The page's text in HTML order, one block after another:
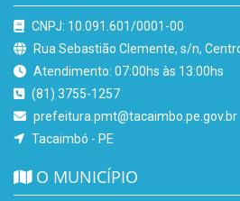
CNPJ: 10.091.601/0001-00
Rua Sebastião Clemente, s/n,
Atendimento: 07:00hs às 13:00hs
(81) 3755-1257
prefeitura.pmt@tacaimbo.pe.gov.br
Tacaimbó - PE
O MUNICÍPIO